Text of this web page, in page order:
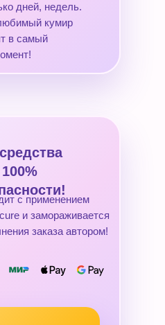
дней, недель.
кумир
в самый
с применением
и замораживается
заказа автором!